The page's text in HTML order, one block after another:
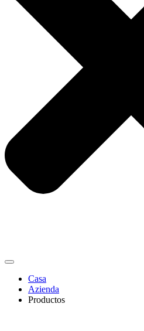
Casa
Azienda
Productos